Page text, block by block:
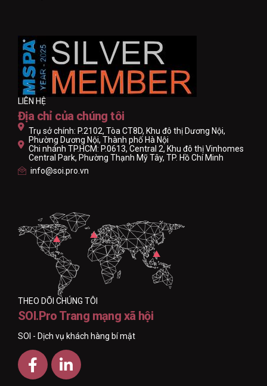
LIÊN HỆ
Địa chỉ của chúng tôi
Trụ sở chính: P.2102, Tòa CT8D, Khu đô thị Dương Nội,
Phường Dương Nội, Thành phố Hà Nội
Chi nhánh TP.HCM: P.0613, Central 2, Khu đô thị Vinhomes
Central Park, Phường Thạnh Mỹ Tây, TP. Hồ Chí Minh
info@soi.pro.vn
THEO DÕI CHÚNG TÔI
SOI.Pro Trang mạng xã hội
SOI - Dịch vụ khách hàng bí mật